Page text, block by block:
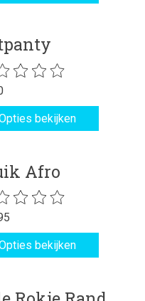
van dit product is
bekijken
Afro
van dit product is
bekijken